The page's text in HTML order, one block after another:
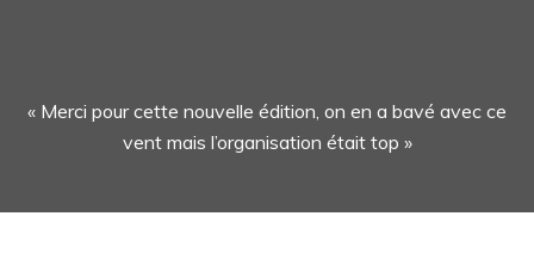
« Merci pour cette nouvelle édition, on en a bavé avec ce
vent mais l’organisation était top »